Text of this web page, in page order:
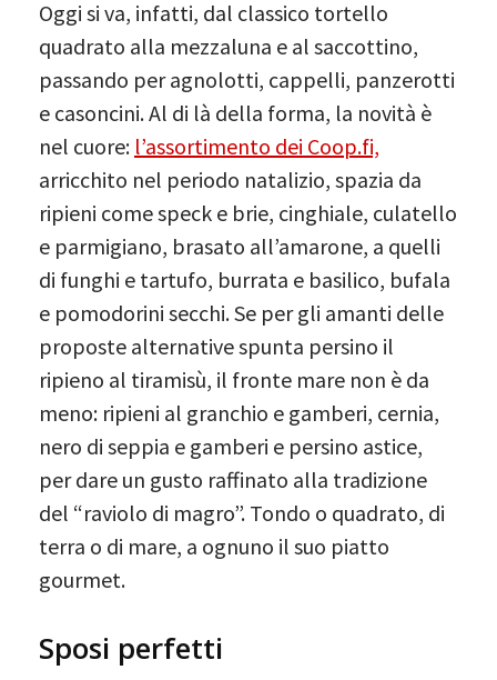
Oggi si va, infatti, dal classico tortello
quadrato alla mezzaluna e al saccottino,
passando per agnolotti, cappelli, panzerotti
e casoncini. Al di là della forma, la novità è
nel cuore: l’assortimento dei Coop.fi,
arricchito nel periodo natalizio, spazia da
ripieni come speck e brie, cinghiale, culatello
e parmigiano, brasato all’amarone, a quelli
di funghi e tartufo, burrata e basilico, bufala
e pomodorini secchi. Se per gli amanti delle
proposte alternative spunta persino il
ripieno al tiramisù, il fronte mare non è da
meno: ripieni al granchio e gamberi, cernia,
nero di seppia e gamberi e persino astice,
per dare un gusto raffinato alla tradizione
del “raviolo di magro”. Tondo o quadrato, di
terra o di mare, a ognuno il suo piatto
gourmet.
Sposi perfetti